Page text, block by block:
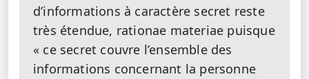
d’informations à caractère secret reste
très étendue, rationae materiae puisque
« ce secret couvre l’ensemble des
informations concernant la personne